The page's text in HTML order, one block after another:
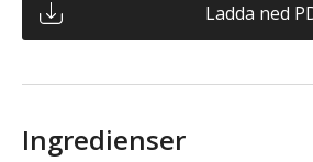
Ladda ned
Ingredienser